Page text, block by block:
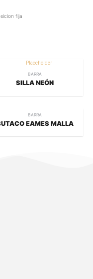
fija
BARRA
SILLA NEÓN
BARRA
EAMES MALLA